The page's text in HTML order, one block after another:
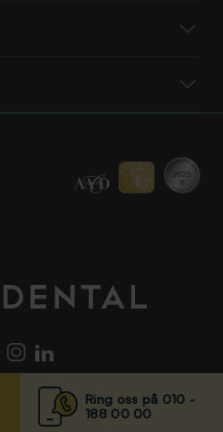
Ring oss på 010 -
188 00 00
Integritetsmeddelande